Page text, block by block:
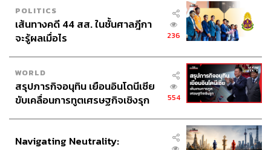
POLITICS
เส้นทางคดี 44 สส. ในชั้นศาลฎีกา
จะรู้ผลเมื่อไร
236
WORLD
สรุปภารกิจอนุทิน เยือนอินโดนีเซีย
ขับเคลื่อนการทูตเศรษฐกิจเชิงรุก
554
Navigating Neutrality: